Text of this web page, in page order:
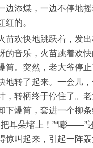
边添煤，一边不停地
红的。
欢快地跳跃着，发出
的音乐，火苗跳着欢
筒。突然，老大爷停
地转了起来。一会儿，
，转柄终于停住了。
下爆筒，套进一个柳
把耳朵堵上！”“嘭——”
惊叫起来，引起一阵